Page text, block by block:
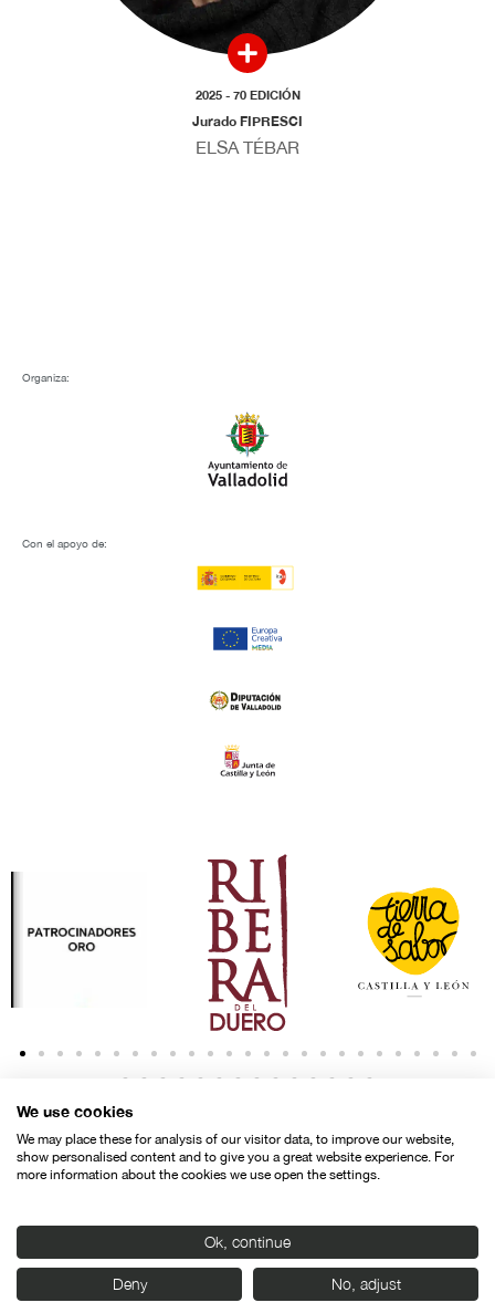
2025 - 70 EDICIÓN
Jurado FIPRESCI
ELSA TÉBAR
Organiza:
Con el apoyo de:
Política de privacidad Política de cookies
© SEMINCI – Semana Internacional de Cine de Valladolid International
Todos los derechos reservados
We use cookies
We may place these for analysis of our visitor data, to improve our website,
show personalised content and to give you a great website experience. For
more information about the cookies we use open the settings.
Ok, continue
Deny No, adjust